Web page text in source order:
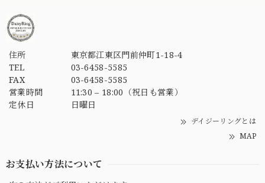
住所
東京都江東区門前仲町1-18-4
TEL
03-6458-5585
FAX
03-6458-5585
営業時間
11:30 – 18:00（祝日も営業）
定休日
日曜日
デイジーリングとは
MAP
お支払い方法について